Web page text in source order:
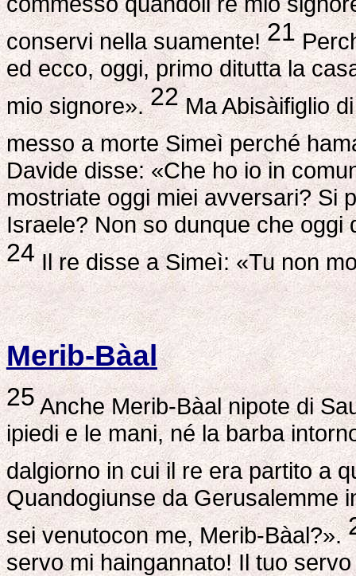
conservi nella suamente!21
ed ecco, oggi, primo ditutta la
mio signore».22Ma Abisàifiglio
messo a morte Simeì perché
Davide disse: «Che ho io in
mostriate oggi miei avversari? Si
Israele? Non so dunque che oggi
24Il re disse a Simeì: «Tu non
Merib-Bàal
25Anche Merib-Bàal nipote di
ipiedi e le mani, né la barba
dalgiorno in cui il re era partito a
Quandogiunse da Gerusalemme
sei venutocon me, Merib-Bàal?».
servo mi haingannato! Il tuo